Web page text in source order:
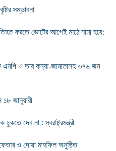
সম্ভাবনা
করতে ভোটের আগেই মাঠে নামা হবে:
এমপি ও তার কন্যা-জামাতাসহ ৩৭৬ জন
১৮ জানুয়ারী
দেব না : স্বরাষ্ট্রমন্ত্রী
ও দোয়া মাহফিল অনুষ্ঠিত